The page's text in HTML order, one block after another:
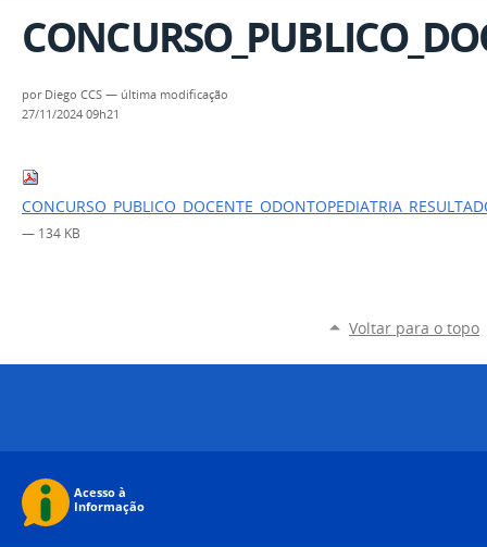
por Diego CCS — última modificação
27/11/2024 09h21
— 134 KB
Voltar para o topo